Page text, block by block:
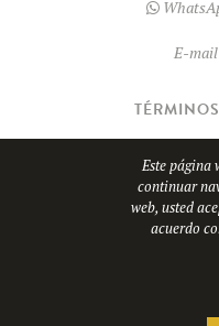
E-
© Copyright 2026
Este página
continuar
web, usted
acuerdo